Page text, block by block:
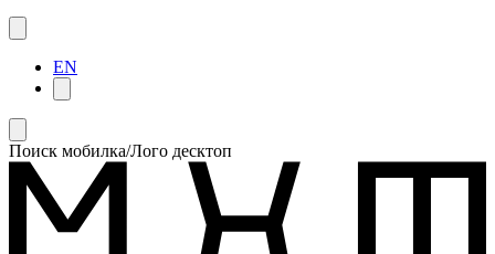
EN
Поиск мобилка/Лого десктоп